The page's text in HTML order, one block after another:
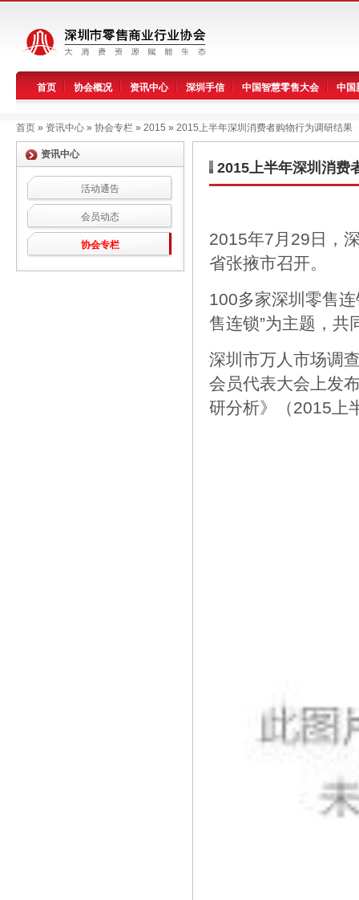
首页 协会概况 资讯中心 深圳手信 中国智慧零售大会 中国
首页 » 资讯中心 » 协会专栏 » 2015 » 2015上半年深圳消费者购物行为调研结果
资讯中心
活动通告
会员动态
协会专栏
2015上半年深圳消费
2015年7月29日，
省张掖市召开。
100多家深圳零售
售连锁”为主题，共
深圳市万人市场调
会员代表大会上发
研分析》（2015上